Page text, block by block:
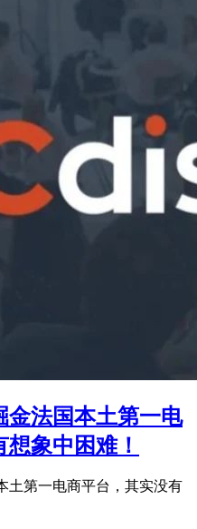
金法国本土第一电
象中困难！
土第一电商平台，其实没有